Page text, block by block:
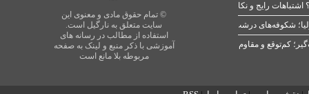
© تمام حقوق مادی و معنوی این
سایت متعلق به نارگیل است.
استفاده از مطالب در رسانه های
آموزشی با ذکر منبع و لینک به صفحه
مربوطه بلا مانع است
رایج و نکات طلایی
شکوفه‌های درشت در بهار